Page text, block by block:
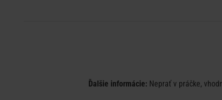
Ďalšie informácie:Neprať v práčke,